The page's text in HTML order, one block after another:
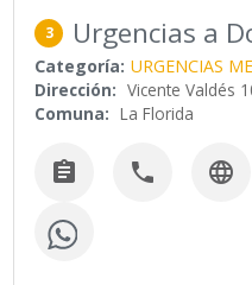
3 Urgencias a
Categoría: URGENCIAS
Dirección: Vicente Valdés
Comuna: La Florida
  